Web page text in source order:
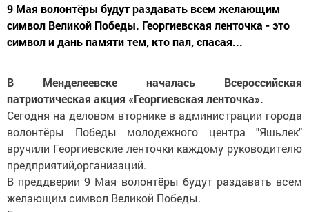
9 Мая волонтёры будут раздавать всем желающим
символ Великой Победы. Георгиевская ленточка - это
символ и дань памяти тем, кто пал, спасая...
В Менделеевске началась Всероссийская
патриотическая акция «Георгиевская ленточка».
Сегодня на деловом вторнике в администрации города
волонтёры Победы молодежного центра "Яшьлек"
вручили Георгиевские ленточки каждому руководителю
предприятий,организаций.
В преддверии 9 Мая волонтёры будут раздавать всем
желающим символ Великой Победы.